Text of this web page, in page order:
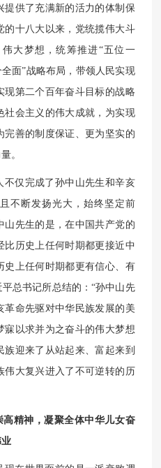
供了充满新的活力的体制保
的十八大以来，党统揽伟大斗
大梦想，统筹推进“五位一
面”战略布局，带领人民实现
现第二个百年奋斗目标的战略
社会主义的伟大成就，为实现
善的制度保证、更为坚实的
。
不仅完成了孙中山先生和辛亥
不断发扬光大，始终坚定前
先生的是，在中国共产党的
历史上任何时期都更接近中
史上任何时期都更有信心、有
总书记所总结的：“孙中山先
命先驱对中华民族发展的美
以求并为之奋斗的伟大梦想
迎来了从站起来、富起来到
伟大复兴进入了不可逆转的历
精神，凝聚全体中华儿女奋